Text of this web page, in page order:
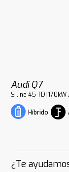
Audi Q7
S line 45 TDI 170kW
Híbrido
¿Te